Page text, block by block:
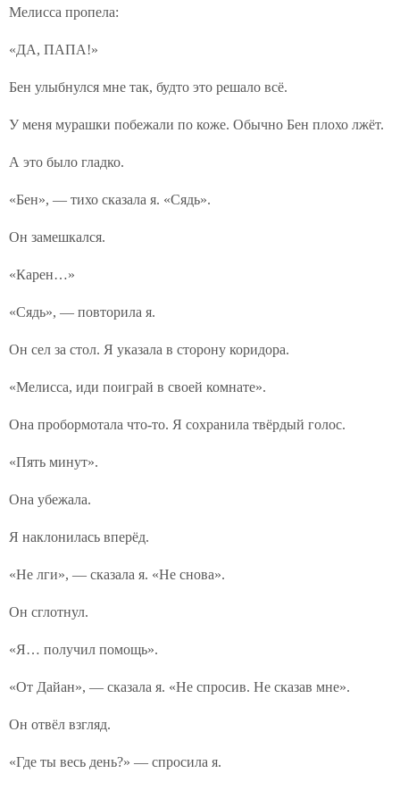
Мелисса пропела:
«ДА, ПАПА!»
Бен улыбнулся мне так, будто это решало всё.
У меня мурашки побежали по коже. Обычно Бен плохо лжёт.
А это было гладко.
«Бен», — тихо сказала я. «Сядь».
Он замешкался.
«Карен…»
«Сядь», — повторила я.
Он сел за стол. Я указала в сторону коридора.
«Мелисса, иди поиграй в своей комнате».
Она пробормотала что-то. Я сохранила твёрдый голос.
«Пять минут».
Она убежала.
Я наклонилась вперёд.
«Не лги», — сказала я. «Не снова».
Он сглотнул.
«Я… получил помощь».
«От Дайан», — сказала я. «Не спросив. Не сказав мне».
Он отвёл взгляд.
«Где ты весь день?» — спросила я.